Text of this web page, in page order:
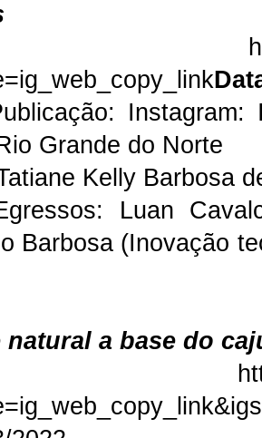
Grande do Norte
Kelly Barbosa
Luan
Barbosa (Inovação
a base do